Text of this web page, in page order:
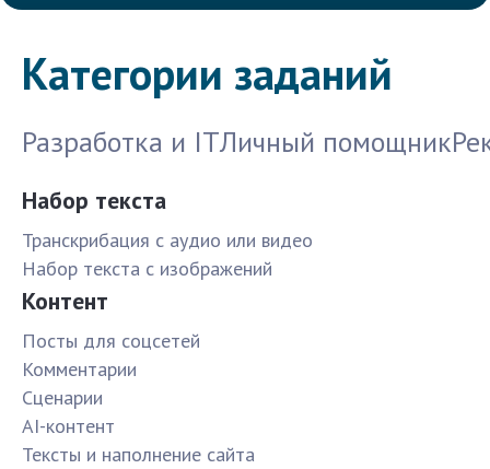
Категории заданий
Разработка и ITЛичный помощник
Набор текста
Транскрибация с аудио или видео
Набор текста с изображений
Контент
Посты для соцсетей
Комментарии
Сценарии
AI-контент
Тексты и наполнение сайта